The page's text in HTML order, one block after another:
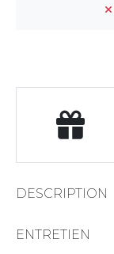
DESCRIPTION
ENTRETIEN